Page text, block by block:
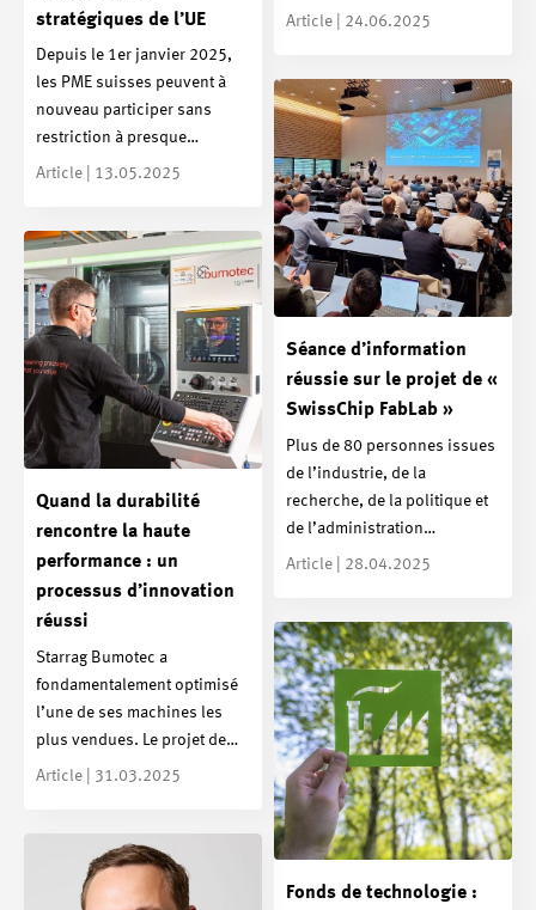
Article | 24.06.2025
stratégiques de l’UE
Depuis le 1er janvier 2025,
les PME suisses peuvent à
nouveau participer sans
restriction à presque…
Article | 13.05.2025
Séance d’information
réussie sur le projet de «
SwissChip FabLab »
Plus de 80 personnes issues
de l’industrie, de la
recherche, de la politique et
de l’administration…
Article | 28.04.2025
Quand la durabilité
rencontre la haute
performance : un
processus d’innovation
réussi
Starrag Bumotec a
fondamentalement optimisé
l’une de ses machines les
plus vendues. Le projet de…
Article | 31.03.2025
Fonds de technologie :